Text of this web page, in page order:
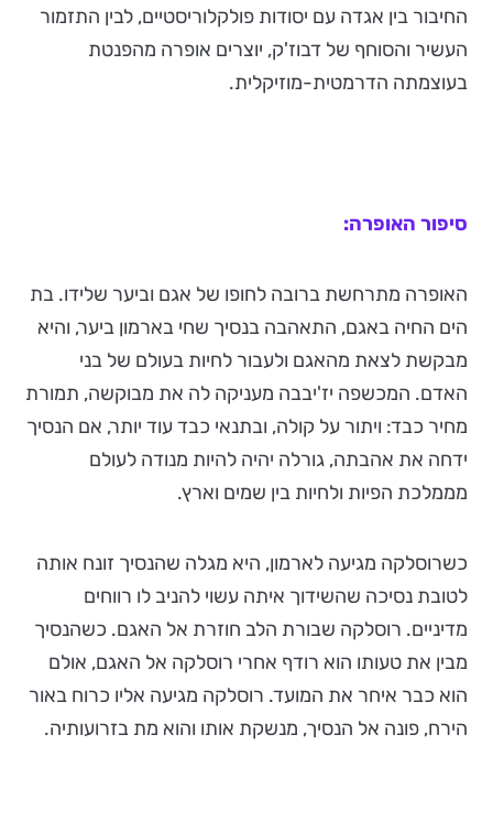
החיבור בין אגדה עם יסודות פולקלוריסטיים, לבין התזמור
העשיר והסוחף של דבוז'ק, יוצרים אופרה מהפנטת
בעוצמתה הדרמטית-מוזיקלית.
סיפור האופרה:
האופרה מתרחשת ברובה לחופו של אגם וביער שלידו. בת
הים החיה באגם, התאהבה בנסיך שחי בארמון ביער, והיא
מבקשת לצאת מהאגם ולעבור לחיות בעולם של בני
האדם. המכשפה יז'יבבה מעניקה לה את מבוקשה, תמורת
מחיר כבד: ויתור על קולה, ובתנאי כבד עוד יותר, אם הנסיך
ידחה את אהבתה, גורלה יהיה להיות מנודה לעולם
מממלכת הפיות ולחיות בין שמים וארץ.
כשרוסלקה מגיעה לארמון, היא מגלה שהנסיך זונח אותה
לטובת נסיכה שהשידוך איתה עשוי להניב לו רווחים
מדיניים. רוסלקה שבורת הלב חוזרת אל האגם. כשהנסיך
מבין את טעותו הוא רודף אחרי רוסלקה אל האגם, אולם
הוא כבר איחר את המועד. רוסלקה מגיעה אליו כרוח באור
הירח, פונה אל הנסיך, מנשקת אותו והוא מת בזרועותיה.